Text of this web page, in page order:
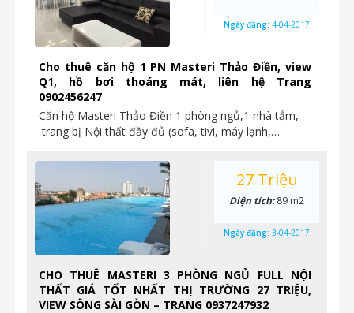
Cho thuê căn hộ 1 PN Masteri Thảo Điền, view
Q1, hồ bơi thoáng mát, liên hệ Trang
0902456247
Căn hộ Masteri Thảo Điền 1 phòng ngủ,1 nhà tắm,
trang bị Nội thất đầy đủ (sofa, tivi, máy lạnh,…
Ngày đăng: 4-04-2017
CHO THUÊ MASTERI 3 PHÒNG NGỦ FULL NỘI
THẤT GIÁ TỐT NHẤT THỊ TRƯỜNG 27 TRIỆU,
VIEW SÔNG SÀI GÒN – TRANG 0937247932
27 Triệu
Diện tích:89 m2
Ngày đăng: 3-04-2017